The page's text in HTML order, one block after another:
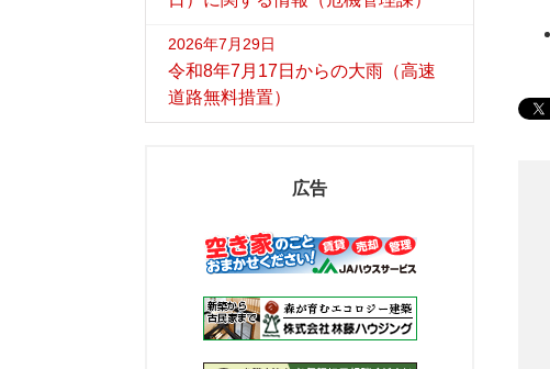
2026年7月29日
令和8年7月17日からの大雨（高速
道路無料措置）
広告